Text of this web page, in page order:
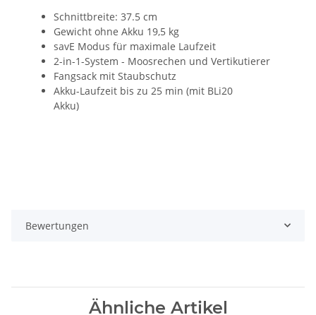
Schnittbreite: 37.5 cm
Gewicht ohne Akku 19,5 kg
savE Modus für maximale Laufzeit
2-in-1-System - Moosrechen und Vertikutierer
Fangsack mit Staubschutz
Akku-Laufzeit bis zu 25 min (mit BLi20
Akku)
Bewertungen
Ähnliche Artikel